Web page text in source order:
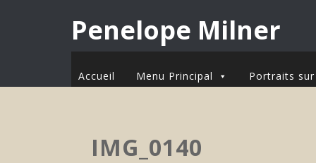
Penelope Milner
Accueil Menu Principal Portraits
IMG_0140